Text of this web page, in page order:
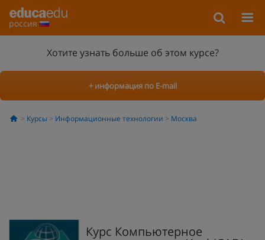
россия
Хотите узнать больше об этом курсе?
+ информация по E-mail
Курсы Информационные технологии Москва
Курс Компьютерное